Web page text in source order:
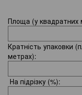
Площа (у квадратних
Кратність упаковки
метрах):
На підрізку (%):